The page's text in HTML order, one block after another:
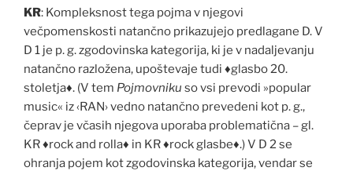
KR: Kompleksnost tega pojma v njegovi
večpomenskosti natančno prikazujejo predlagane D. V
D 1 je p. g. zgodovinska kategorija, ki je v nadaljevanju
natančno razložena, upoštevaje tudi ♦glasbo 20.
stoletja♦. (V tem Pojmovniku so vsi prevodi »popular
music« iz ‹RAN› vedno natančno prevedeni kot p. g.,
čeprav je včasih njegova uporaba problematična – gl.
KR♦rock and rolla♦ in KR♦rock glasbe♦.) V D 2 se
ohranja pojem kot zgodovinska kategorija, vendar se